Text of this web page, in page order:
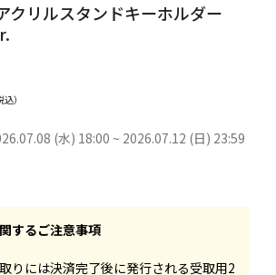
クリルスタンドキーホルダー
(水) 18:00 ~ 2026.07.12 (日) 23:59
するご注意事項
りには決済完了後に発行される受取用2